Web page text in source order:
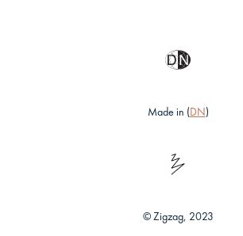
Made in (DN)
© Zigzag, 2023